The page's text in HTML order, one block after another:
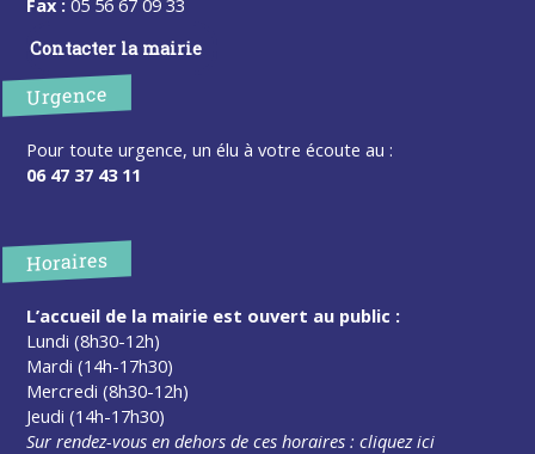
Fax : 05 56 67 09 33
Contacter la mairie
Urgence
Pour toute urgence, un élu à votre écoute au :
06 47 37 43 11
Horaires
L’accueil de la mairie est ouvert au public :
Lundi (8h30-12h)
Mardi (14h-17h30)
Mercredi (8h30-12h)
Jeudi (14h-17h30)
Sur rendez-vous en dehors de ces horaires :cliquez ici